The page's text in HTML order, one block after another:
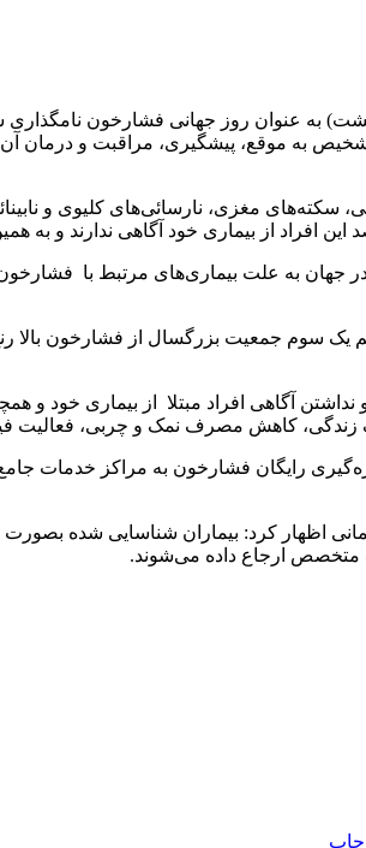
ایمانی با بیان اینکه هر سال ۱۷ ماه می (مصادف با ۲۷
به موقع، پیشگیری، مراقبت و درمان
کرمانشاه اضافه کرد: سالانه بالغ بر ۱۰ میلیون نفر در جهان
آگاهی افراد مبتلا از بیماری خود و
زندگی، کاهش مصرف نمک و چربی، فعالیت
جهت اندازه‌گیری رایگان فشارخون به مراکز
اظهار کرد: بیماران شناسایی شده
متخصص ارجاع داده می‌شوند.
چاپ